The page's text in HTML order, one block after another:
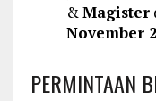
&Magister
November
PERMINTAAN